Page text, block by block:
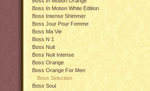
Boss In Motion White Edition
Boss Intense Shimmer
Boss Jour Pour Femme
Boss Ma Vie
Boss N 1
Boss Nuit
Boss Nuit Intense
Boss Orange
Boss Orange For Men
Boss Selection
Boss Soul